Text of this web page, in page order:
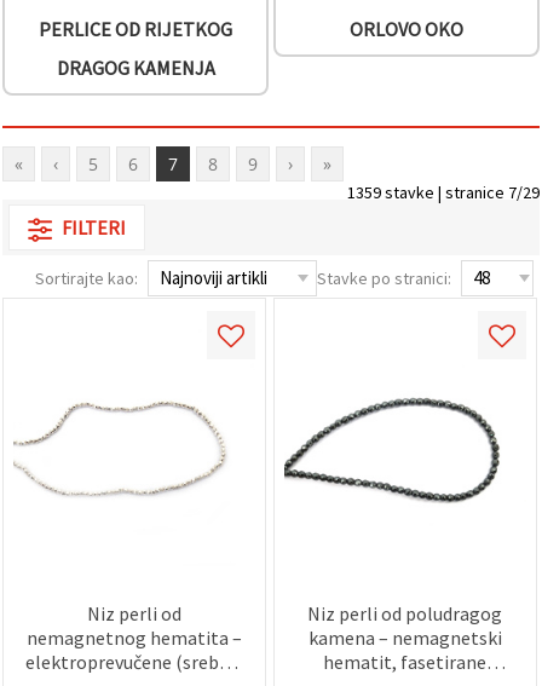
PERLICE OD RIJETKOG
DRAGOG KAMENJA
ORLOVO OKO
« ‹ 5 6 7 8 9 › »
1359 stavke | stranice 7/29
FILTERI
Sortirajte kao: Stavke po stranici:
Niz perli od
nemagnetnog hematita –
elektroprevučene (srebrni
Niz perli od poludragog
kamena – nemagnetski
hematit, fasetirane